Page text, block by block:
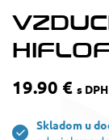
19.90 € s DPH
Skladom u